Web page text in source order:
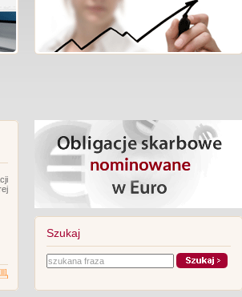
Szukaj